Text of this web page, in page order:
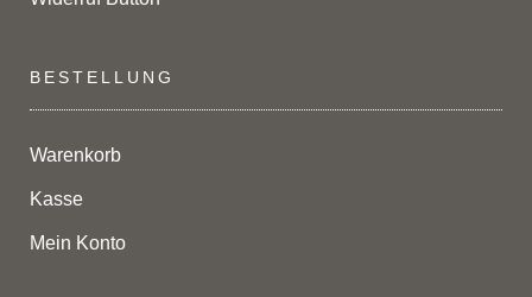
BESTELLUNG
Warenkorb
Kasse
Mein Konto